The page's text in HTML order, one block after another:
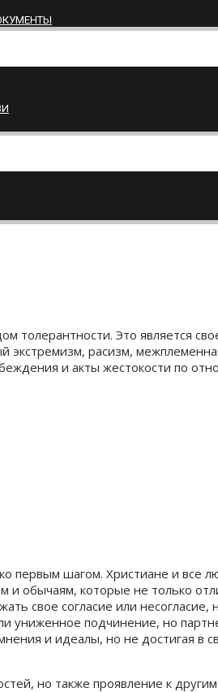
Это является
экстремизм, расизм,
и акты жестокости по
первым шагом. Христиане и все
и обычаям, которые не только
свое согласие или несогласие,
униженное подчинение, но
и идеалы, но не достигая в
но также проявление к